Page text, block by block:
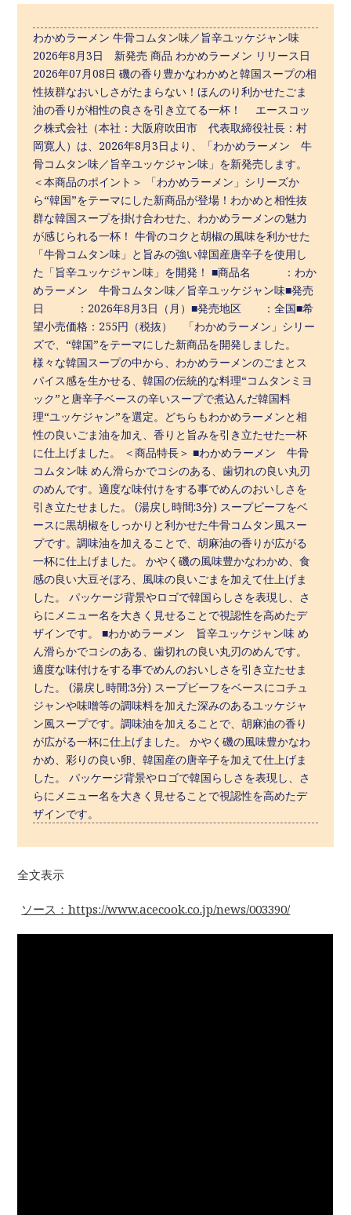
わかめラーメン 牛骨コムタン味／旨辛ユッケジャン味
2026年8月3日 新発売 商品 わかめラーメン リリース日
2026年07月08日 磯の香り豊かなわかめと韓国スープの相
性抜群なおいしさがたまらない！ほんのり利かせたごま
油の香りが相性の良さを引き立てる一杯！ エースコッ
ク株式会社（本社：大阪府吹田市 代表取締役社長：村
岡寛人）は、2026年8月3日より、「わかめラーメン 牛
骨コムタン味／旨辛ユッケジャン味」を新発売します。
＜本商品のポイント＞ 「わかめラーメン」シリーズか
ら“韓国”をテーマにした新商品が登場！わかめと相性抜
群な韓国スープを掛け合わせた、わかめラーメンの魅力
が感じられる一杯！ 牛骨のコクと胡椒の風味を利かせた
「牛骨コムタン味」と旨みの強い韓国産唐辛子を使用し
た「旨辛ユッケジャン味」を開発！ ■商品名 ：わか
めラーメン 牛骨コムタン味／旨辛ユッケジャン味■発売
日 ：2026年8月3日（月）■発売地区 ：全国■希
望小売価格：255円（税抜） 「わかめラーメン」シリー
ズで、“韓国”をテーマにした新商品を開発しました。
様々な韓国スープの中から、わかめラーメンのごまとス
パイス感を生かせる、韓国の伝統的な料理“コムタンミヨ
ック”と唐辛子ベースの辛いスープで煮込んだ韓国料
理“ユッケジャン”を選定。どちらもわかめラーメンと相
性の良いごま油を加え、香りと旨みを引き立たせた一杯
に仕上げました。 ＜商品特長＞ ■わかめラーメン 牛骨
コムタン味 めん滑らかでコシのある、歯切れの良い丸刃
のめんです。適度な味付けをする事でめんのおいしさを
引き立たせました。 (湯戻し時間:3分) スープビーフをベ
ースに黒胡椒をしっかりと利かせた牛骨コムタン風スー
プです。調味油を加えることで、胡麻油の香りが広がる
一杯に仕上げました。 かやく磯の風味豊かなわかめ、食
感の良い大豆そぼろ、風味の良いごまを加えて仕上げま
した。 パッケージ背景やロゴで韓国らしさを表現し、さ
らにメニュー名を大きく見せることで視認性を高めたデ
ザインです。 ■わかめラーメン 旨辛ユッケジャン味 め
ん滑らかでコシのある、歯切れの良い丸刃のめんです。
適度な味付けをする事でめんのおいしさを引き立たせま
した。 (湯戻し時間:3分) スープビーフをベースにコチュ
ジャンや味噌等の調味料を加えた深みのあるユッケジャ
ン風スープです。調味油を加えることで、胡麻油の香り
が広がる一杯に仕上げました。 かやく磯の風味豊かなわ
かめ、彩りの良い卵、韓国産の唐辛子を加えて仕上げま
した。 パッケージ背景やロゴで韓国らしさを表現し、さ
らにメニュー名を大きく見せることで視認性を高めたデ
ザインです。
全文表示
ソース：https://www.acecook.co.jp/news/003390/